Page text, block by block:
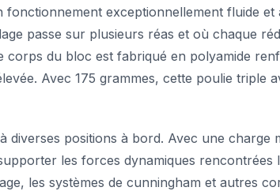
exceptionnellement fluide et
passe sur plusieurs réas et où chaque
du bloc est fabriqué en polyamide
Avec 175 grammes, cette poulie triple
positions à bord. Avec une charge
les forces dynamiques rencontrées
les systèmes de cunningham et autres